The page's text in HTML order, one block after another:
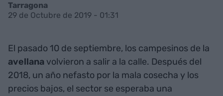
Tarragona
29 de Octubre de 2019 - 01:31
El pasado 10 de septiembre, los campesinos de la
avellana volvieron a salir a la calle. Después del
2018, un año nefasto por la mala cosecha y los
precios bajos, el sector se esperaba una